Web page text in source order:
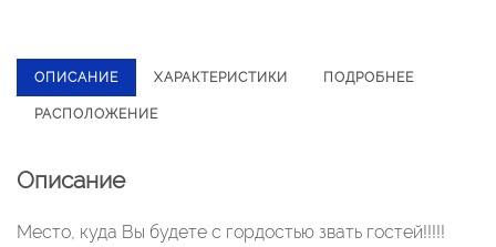
ОПИСАНИЕ ХАРАКТЕРИСТИКИ ПОДРОБНЕЕ
РАСПОЛОЖЕНИЕ
Описание
Место, куда Вы будете с гордостью звать гостей!!!!!